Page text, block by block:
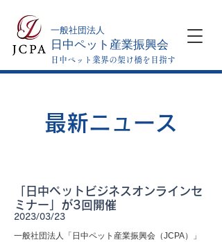
​一般社団法人
日中ペット産業振興会
日中ペット業界の架け橋を目指す
最新ニュース
「日中ペットビジネスオンラインセ
ミナー」が3回開催
2023/03/23
一般社団法人「日中ペット産業振興会（JCPA）」